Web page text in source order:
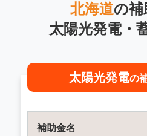
北海道の補
太陽光発電・
太陽光発電の
補助金名